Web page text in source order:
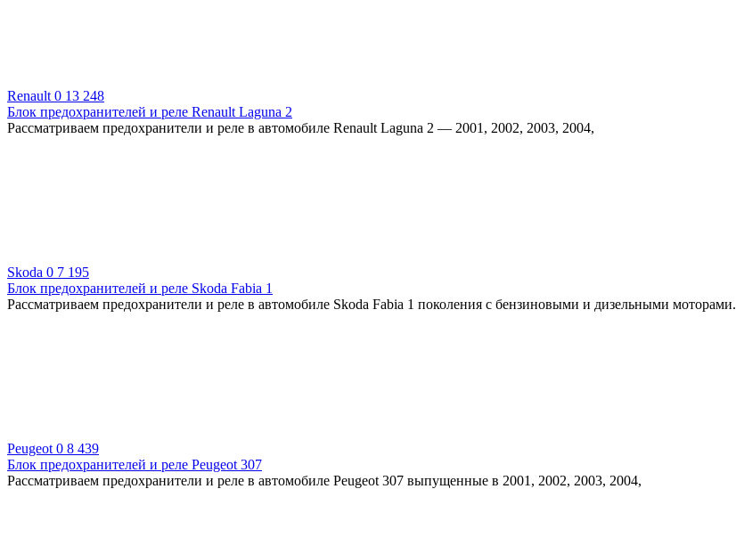
Renault 0 13 248
Блок предохранителей и реле Renault Laguna 2
Рассматриваем предохранители и реле в автомобиле Renault Laguna 2 — 2001, 2002, 2003, 2004,
Skoda 0 7 195
Блок предохранителей и реле Skoda Fabia 1
Рассматриваем предохранители и реле в автомобиле Skoda Fabia 1 поколения с бензиновыми и дизельными моторами.
Peugeot 0 8 439
Блок предохранителей и реле Peugeot 307
Рассматриваем предохранители и реле в автомобиле Peugeot 307 выпущенные в 2001, 2002, 2003, 2004,